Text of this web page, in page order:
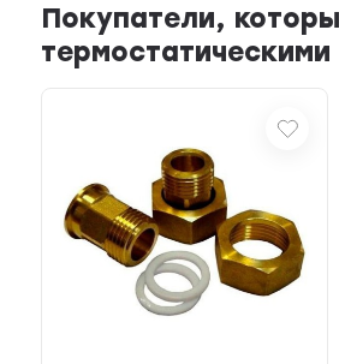
Покупатели,